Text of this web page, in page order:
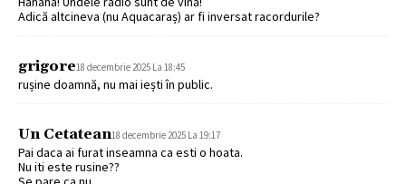
Adică altcineva (nu Aquacaraș) ar fi inversat racordurile?
grigore18 decembrie 2025 La 18:45
rușine doamnă, nu mai iești în public.
Un Cetatean18 decembrie 2025 La 19:17
Pai daca ai furat inseamna ca esti o hoata.
Nu iti este rusine??